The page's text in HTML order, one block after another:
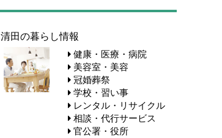
清田の暮らし情報
健康・医療・病院
美容室・美容
冠婚葬祭
学校・習い事
レンタル・リサイクル
相談・代行サービス
官公署・役所